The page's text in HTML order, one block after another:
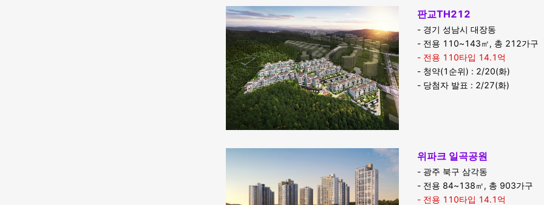
판교TH212
- 경기 성남시 대장동
- 전용 110~143㎡, 총 212가구
- 전용 110타입 14.1억
- 청약(1순위) : 2/20(화)
- 당첨자 발표 : 2/27(화)
위파크 일곡공원
- 광주 북구 삼각동
- 전용 84~138㎡, 총 903가구
- 전용 110타입 14.1억